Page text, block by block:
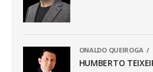
ONALDO QUEIROGA
HUMBERTO